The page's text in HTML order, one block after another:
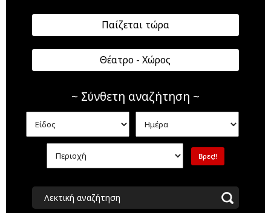
Παίζεται τώρα
Θέατρο - Χώρος
~ Σύνθετη αναζήτηση ~
Λεκτική αναζήτηση